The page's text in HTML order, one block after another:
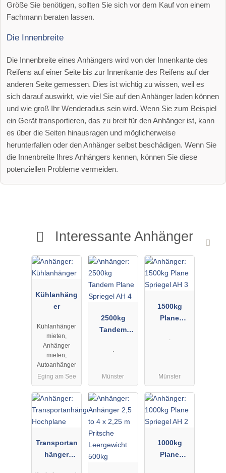
Größe Sie benötigen, sollten Sie sich vor dem Kauf von einem
Fachmann beraten lassen.
Die Innenbreite
Die Innenbreite eines Anhängers wird von der Innenkante des
Reifens auf einer Seite bis zur Innenkante des Reifens auf der
anderen Seite gemessen. Dies ist wichtig zu wissen, weil es
sich darauf auswirkt, wie viel Sie auf den Anhänger laden können
und wie groß Ihr Wenderadius sein wird. Wenn Sie zum Beispiel
ein Gerät transportieren, das zu breit für den Anhänger ist, kann
es über die Seiten hinausragen und möglicherweise
herunterfallen oder den Anhänger selbst beschädigen. Wenn Sie
die Innenbreite Ihres Anhängers kennen, können Sie diese
potenziellen Probleme vermeiden.
Interessante Anhänger
Kühlanhäng
er
Kühlanhänger
mieten,
Anhänger
mieten,
Autoanhänger
Eging am See
2500kg
Tandem
Spriegel AH
.
Münster
1500kg
Plane
3.
Münster
Transportan
hänger
1000kg
Plane